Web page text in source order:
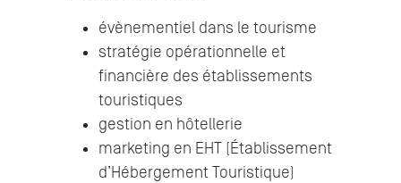
évènementiel dans le tourisme
stratégie opérationnelle et
financière des établissements
touristiques
gestion en hôtellerie
marketing en EHT (Établissement
d’Hébergement Touristique)